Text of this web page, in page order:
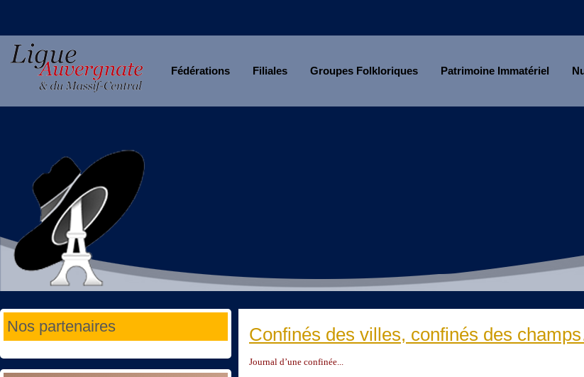
Fédérations Filiales Groupes Folkloriques Patrimoine Immatériel
Nos partenaires Confinés des villes, confinés des
Journal d’une confinée...